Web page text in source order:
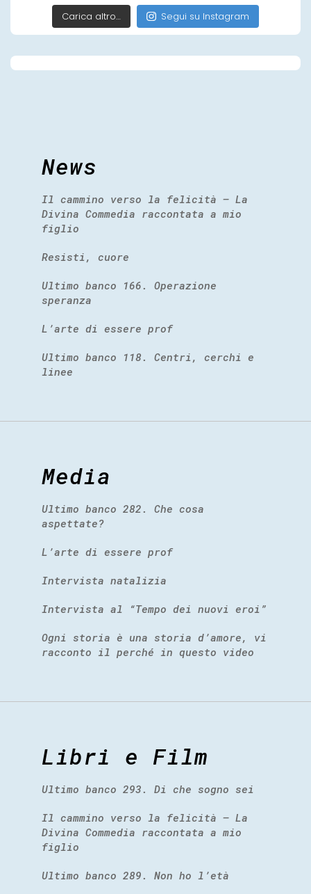
Carica altro… Segui su Instagram
News
Il cammino verso la felicità – La
Divina Commedia raccontata a mio
figlio
Resisti, cuore
Ultimo banco 166. Operazione
speranza
L’arte di essere prof
Ultimo banco 118. Centri, cerchi e
linee
Media
Ultimo banco 282. Che cosa
aspettate?
L’arte di essere prof
Intervista natalizia
Intervista al “Tempo dei nuovi eroi”
Ogni storia è una storia d’amore, vi
racconto il perché in questo video
Libri e Film
Ultimo banco 293. Di che sogno sei
Il cammino verso la felicità – La
Divina Commedia raccontata a mio
figlio
Ultimo banco 289. Non ho l’età